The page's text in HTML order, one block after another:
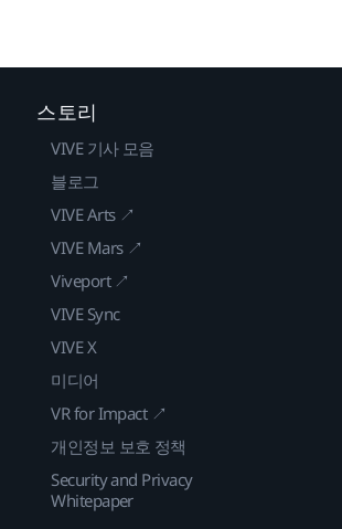
스토리
VIVE 기사 모음
블로그
VIVE Arts ↗
VIVE Mars ↗
Viveport ↗
VIVE Sync
VIVE X
미디어
VR for Impact ↗
개인정보 보호 정책
Security and Privacy
Whitepaper